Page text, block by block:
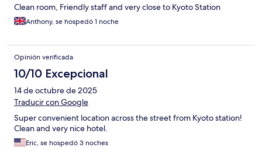
Clean room, Friendly staff and very close to Kyoto Station
Anthony, se hospedó 1 noche
Opinión verificada
10/10 Excepcional
14 de octubre de 2025
Traducir con Google
Super convenient location across the street from Kyoto station!
Clean and very nice hotel.
Eric, se hospedó 3 noches